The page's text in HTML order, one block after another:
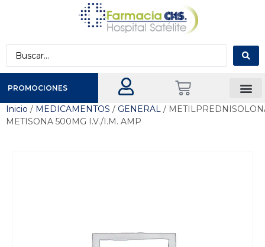
PROMOCIONES
Inicio / MEDICAMENTOS / GENERAL /
METISONA 500MG I.V./I.M. AMP